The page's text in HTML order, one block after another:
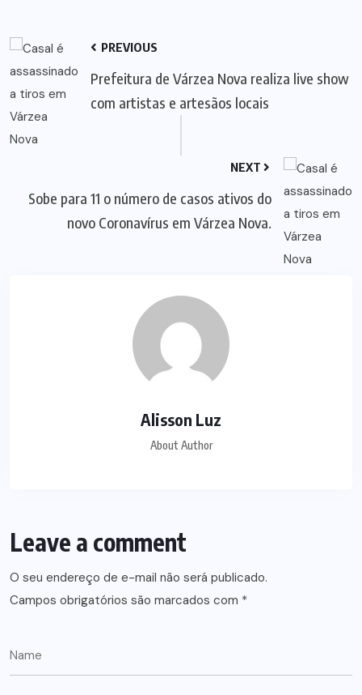
PREVIOUS
Prefeitura de Várzea Nova realiza live show
com artistas e artesãos locais
NEXT
Sobe para 11 o número de casos ativos do
novo Coronavírus em Várzea Nova.
Alisson Luz
About Author
Leave a comment
O seu endereço de e-mail não será publicado.
Campos obrigatórios são marcados com *